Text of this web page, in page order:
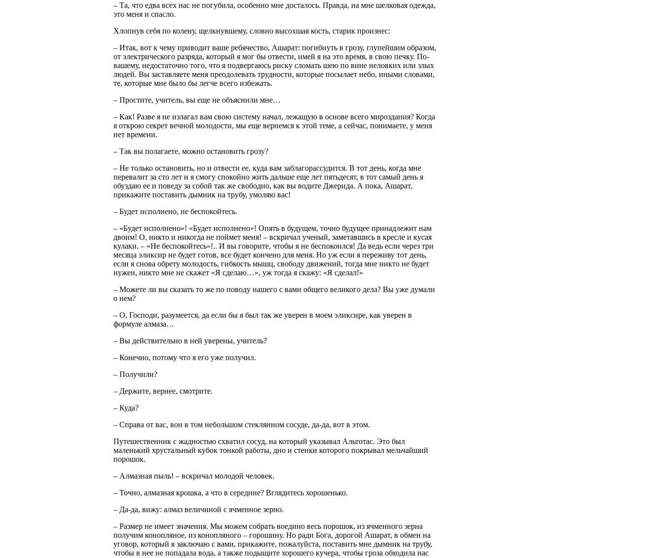
– Та, что едва всех нас не погубила, особенно мне досталось. Правда, на мне шелковая одежда,
это меня и спасло.
Хлопнув себя по колену, щелкнувшему, словно высохшая кость, старик произнес:
– Итак, вот к чему приводит ваше ребячество, Ашарат: погибнуть в грозу, глупейшим образом,
от электрического разряда, который я мог бы отвести, имей я на это время, в свою печку. По-
вашему, недостаточно того, что я подвергаюсь риску сломать шею по вине неловких или злых
людей. Вы заставляете меня преодолевать трудности, которые посылает небо, иными словами,
те, которые мне было бы легче всего избежать.
– Простите, учитель, вы еще не объяснили мне…
– Как! Разве я не излагал вам свою систему начал, лежащую в основе всего мироздания? Когда
я открою секрет вечной молодости, мы еще вернемся к этой теме, а сейчас, понимаете, у меня
нет времени.
– Так вы полагаете, можно остановить грозу?
– Не только остановить, но и отвести ее, куда вам заблагорассудится. В тот день, когда мне
перевалит за сто лет и я смогу спокойно жить дальше еще лет пятьдесят, в тот самый день я
обуздаю ее и поведу за собой так же свободно, как вы водите Джерида. А пока, Ашарат,
прикажите поставить дымник на трубу, умоляю вас!
– Будет исполнено, не беспокойтесь.
– «Будет исполнено»! «Будет исполнено»! Опять в будущем, точно будущее принадлежит нам
двоим! О, никто и никогда не поймет меня! – вскричал ученый, заметавшись в кресле и кусая
кулаки. – «Не беспокойтесь»!.. И вы говорите, чтобы я не беспокоился! Да ведь если через три
месяца эликсир не будет готов, все будет кончено для меня. Но уж если я переживу тот день,
если я снова обрету молодость, гибкость мышц, свободу движений, тогда мне никто не будет
нужен, никто мне не скажет «Я сделаю…», уж тогда я скажу: «Я сделал!»
– Можете ли вы сказать то же по поводу нашего с вами общего великого дела? Вы уже думали
о нем?
– О, Господи, разумеется, да если бы я был так же уверен в моем эликсире, как уверен в
формуле алмаза…
– Вы действительно в ней уверены, учитель?
– Конечно, потому что я его уже получил.
– Получили?
– Держите, вернее, смотрите.
– Куда?
– Справа от вас, вон в том небольшом стеклянном сосуде, да-да, вот в этом.
Путешественник с жадностью схватил сосуд, на который указывал Альтотас. Это был
маленький хрустальный кубок тонкой работы, дно и стенки которого покрывал мельчайший
порошок.
– Алмазная пыль! – вскричал молодой человек.
– Точно, алмазная крошка, а что в середине? Вглядитесь хорошенько.
– Да-да, вижу: алмаз величиной с ячменное зерно.
– Размер не имеет значения. Мы можем собрать воедино весь порошок, из ячменного зерна
получим конопляное, из конопляного – горошину. Но ради Бога, дорогой Ашарат, в обмен на
уговор, который я заключаю с вами, прикажите, пожалуйста, поставить мне дымник на трубу,
чтобы в нее не попадала вода, а также подыщите хорошего кучера, чтобы гроза обходила нас